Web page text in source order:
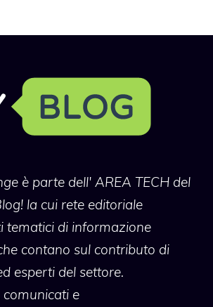
è parte dell' AREA TECH del
la cui rete editoriale
tematici di informazione
contano sul contributo di
esperti del settore.
comunicati e